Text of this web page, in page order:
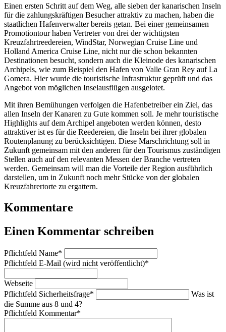
Einen ersten Schritt auf dem Weg, alle sieben der kanarischen Inseln
für die zahlungskräftigen Besucher attraktiv zu machen, haben die
staatlichen Hafenverwalter bereits getan. Bei einer gemeinsamen
Promotiontour haben Vertreter von drei der wichtigsten
Kreuzfahrtreedereien, WindStar, Norwegian Cruise Line und
Holland America Cruise Line, nicht nur die schon bekannten
Destinationen besucht, sondern auch die Kleinode des kanarischen
Archipels, wie zum Beispiel den Hafen von Valle Gran Rey auf La
Gomera. Hier wurde die touristische Infrastruktur geprüft und das
Angebot von möglichen Inselausflügen ausgelotet.
Mit ihren Bemühungen verfolgen die Hafenbetreiber ein Ziel, das
allen Inseln der Kanaren zu Gute kommen soll. Je mehr touristische
Highlights auf dem Archipel angeboten werden können, desto
attraktiver ist es für die Reedereien, die Inseln bei ihrer globalen
Routenplanung zu berücksichtigen. Diese Marschrichtung soll in
Zukunft gemeinsam mit den anderen für den Tourismus zuständigen
Stellen auch auf den relevanten Messen der Branche vertreten
werden. Gemeinsam will man die Vorteile der Region ausführlich
darstellen, um in Zukunft noch mehr Stücke von der globalen
Kreuzfahrertorte zu ergattern.
Kommentare
Einen Kommentar schreiben
Pflichtfeld Name*
Pflichtfeld E-Mail (wird nicht veröffentlicht)*
Webseite
Pflichtfeld Sicherheitsfrage*
Was ist
die Summe aus 8 und 4?
Pflichtfeld Kommentar*